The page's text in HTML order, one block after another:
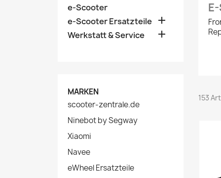
e-Scooter
e-Scooter Ersatzteile 
Werkstatt & Service 
MARKEN
scooter-zentrale.de
Ninebot by Segway
Xiaomi
Navee
eWheel Ersatzteile
153